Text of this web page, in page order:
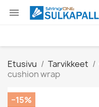

Etusivu Tarvikkeet
cushion wrap
−15%